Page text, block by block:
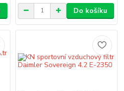
Do košíku